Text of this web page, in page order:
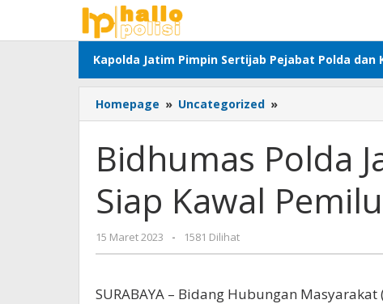
konten
Kapolda Jatim Pimpin Sertijab Pejabat Polda dan
Homepage » Uncategorized »
Polda
Bersama
Jajaran
Siap
Kawal
Bidhumas Polda
Siap Kawal
15 Maret 2023
oleh
Adhis
- 1581 Dilihat
SURABAYA – Bidang Hubungan